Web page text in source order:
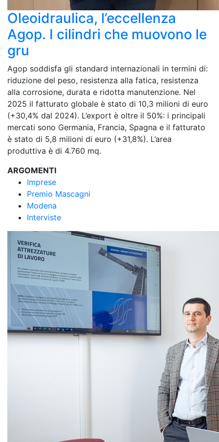
Oleoidraulica, l’eccellenza
Agop. I cilindri che muovono le
gru
Agop soddisfa gli standard internazionali in termini di:
riduzione del peso, resistenza alla fatica, resistenza
alla corrosione, durata e ridotta manutenzione. Nel
2025 il fatturato globale è stato di 10,3 milioni di euro
(+30,4% dal 2024). L’export è oltre il 50%: i principali
mercati sono Germania, Francia, Spagna e il fatturato
è stato di 5,8 milioni di euro (+31,8%). L’area
produttiva è di 4.760 mq.
ARGOMENTI
Imprese
Premio Mascagni
Modena
Interviste